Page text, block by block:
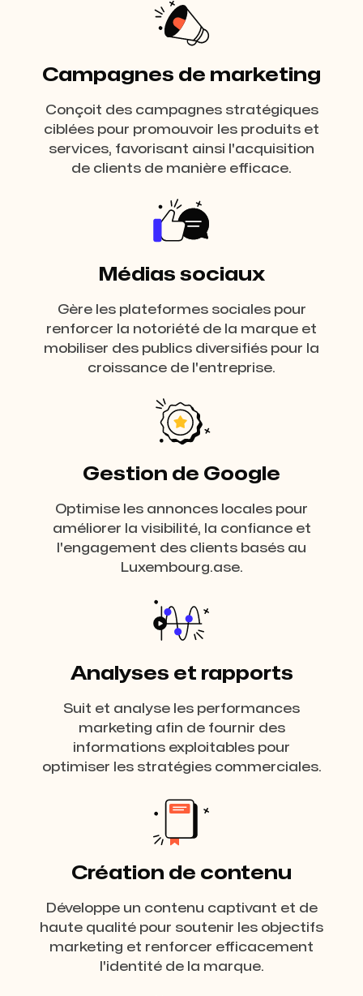
Campagnes de marketing
Conçoit des campagnes stratégiques
ciblées pour promouvoir les produits et
services, favorisant ainsi l'acquisition
de clients de manière efficace.
Médias sociaux
Gère les plateformes sociales pour
renforcer la notoriété de la marque et
mobiliser des publics diversifiés pour la
croissance de l'entreprise.
Gestion de Google
Optimise les annonces locales pour
améliorer la visibilité, la confiance et
l'engagement des clients basés au
Luxembourg.ase.
Analyses et rapports
Suit et analyse les performances
marketing afin de fournir des
informations exploitables pour
optimiser les stratégies commerciales.
Création de contenu
Développe un contenu captivant et de
haute qualité pour soutenir les objectifs
marketing et renforcer efficacement
l'identité de la marque.